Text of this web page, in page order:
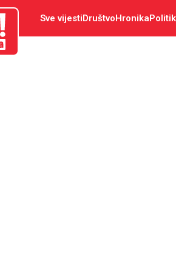
Sve vijestiDruštvoHronika